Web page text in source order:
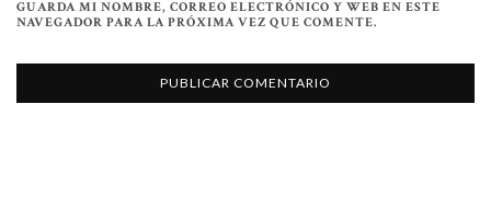
GUARDA MI NOMBRE, CORREO ELECTRÓNICO Y WEB EN ESTE
NAVEGADOR PARA LA PRÓXIMA VEZ QUE COMENTE.